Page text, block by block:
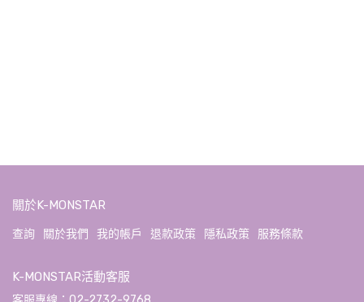
關於K-MONSTAR
查詢 關於我們 我的帳戶 退款政策 隱私政策 服務條款
K-MONSTAR活動客服